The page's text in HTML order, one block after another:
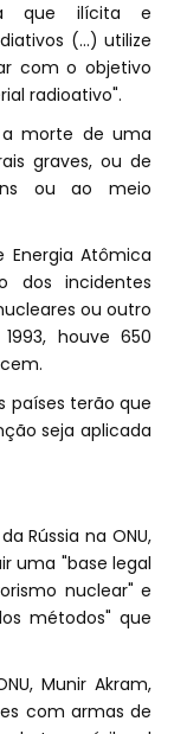
que ilícita e
(...) utilize
com o objetivo
radioativo".
morte de uma
graves, ou de
ou ao meio
Energia Atômica
dos incidentes
ou outro
houve 650
países terão que
seja aplicada
Rússia na ONU,
uma "base legal
nuclear" e
métodos" que
Munir Akram,
com armas de